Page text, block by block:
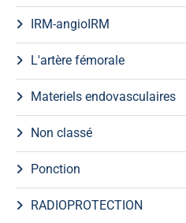
IRM-angioIRM
L'artère fémorale
Materiels endovasculaires
Non classé
Ponction
RADIOPROTECTION